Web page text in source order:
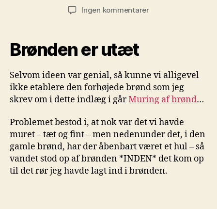
Ingen kommentarertil
Brønden er utæt
Selvom ideen var genial, så kunne vi alligevel
ikke etablere den forhøjede brønd som jeg
skrev om i dette indlæg i gårMuring af brønd…
Problemet bestod i, at nok var det vi havde
muret – tæt og fint – men nedenunder det, i den
gamle brønd, har der åbenbart været et hul – så
vandet stod op af brønden *INDEN* det kom op
til det rør jeg havde lagt ind i brønden.